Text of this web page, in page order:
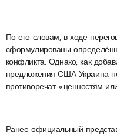
По его словам, в ходе
сформулированы
конфликта. Однако, как
предложения США Украина
противоречат «ценностям
Ранее официальный